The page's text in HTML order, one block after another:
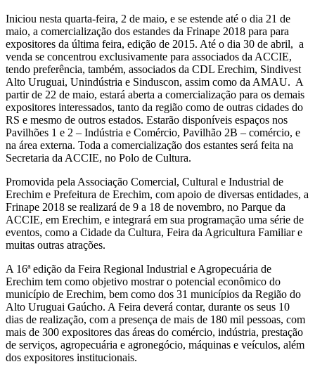
Iniciou nesta quarta-feira, 2 de maio, e se estende até o dia 21 de
maio, a comercialização dos estandes da Frinape 2018 para para
expositores da última feira, edição de 2015. Até o dia 30 de abril, a
venda se concentrou exclusivamente para associados da ACCIE,
tendo preferência, também, associados da CDL Erechim, Sindivest
Alto Uruguai, Unindústria e Sinduscon, assim como da AMAU. A
partir de 22 de maio, estará aberta a comercialização para os demais
expositores interessados, tanto da região como de outras cidades do
RS e mesmo de outros estados. Estarão disponíveis espaços nos
Pavilhões 1 e 2 – Indústria e Comércio, Pavilhão 2B – comércio, e
na área externa. Toda a comercialização dos estantes será feita na
Secretaria da ACCIE, no Polo de Cultura.
Promovida pela Associação Comercial, Cultural e Industrial de
Erechim e Prefeitura de Erechim, com apoio de diversas entidades, a
Frinape 2018 se realizará de 9 a 18 de novembro, no Parque da
ACCIE, em Erechim, e integrará em sua programação uma série de
eventos, como a Cidade da Cultura, Feira da Agricultura Familiar e
muitas outras atrações.
A 16ª edição da Feira Regional Industrial e Agropecuária de
Erechim tem como objetivo mostrar o potencial econômico do
município de Erechim, bem como dos 31 municípios da Região do
Alto Uruguai Gaúcho. A Feira deverá contar, durante os seus 10
dias de realização, com a presença de mais de 180 mil pessoas, com
mais de 300 expositores das áreas do comércio, indústria, prestação
de serviços, agropecuária e agronegócio, máquinas e veículos, além
dos expositores institucionais.